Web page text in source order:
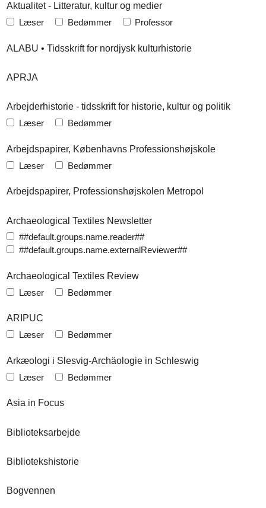
Aktualitet - Litteratur, kultur og medier
Læser Bedømmer Professor
ALABU • Tidsskrift for nordjysk kulturhistorie
APRJA
Arbejderhistorie - tidsskrift for historie, kultur og politik
Læser Bedømmer
Arbejdspapirer, Københavns Professionshøjskole
Læser Bedømmer
Arbejdspapirer, Professionshøjskolen Metropol
Archaeological Textiles Newsletter
##default.groups.name.reader##
##default.groups.name.externalReviewer##
Archaeological Textiles Review
Læser Bedømmer
ARIPUC
Læser Bedømmer
Arkæologi i Slesvig-Archäologie in Schleswig
Læser Bedømmer
Asia in Focus
Biblioteksarbejde
Bibliotekshistorie
Bogvennen